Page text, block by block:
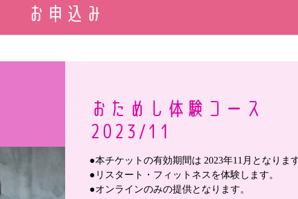
お申込み
おためし体験コース
2023/11
●本チケットの有効期間は 2023年11月となりま
●リスタート・フィットネスを体験します。
●オンラインのみの提供となります。